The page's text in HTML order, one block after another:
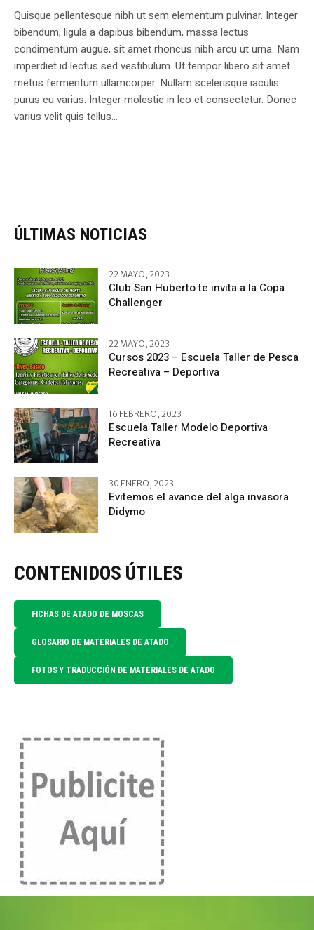
Quisque pellentesque nibh ut sem elementum pulvinar. Integer
bibendum, ligula a dapibus bibendum, massa lectus
condimentum augue, sit amet rhoncus nibh arcu ut urna. Nam
imperdiet id lectus sed vestibulum. Ut tempor libero sit amet
metus fermentum ullamcorper. Nullam scelerisque iaculis
purus eu varius. Integer molestie in leo et consectetur. Donec
varius velit quis tellus...
ÚLTIMAS NOTICIAS
22 MAYO, 2023
Club San Huberto te invita a la Copa
Challenger
22 MAYO, 2023
Cursos 2023 – Escuela Taller de Pesca
Recreativa – Deportiva
16 FEBRERO, 2023
Escuela Taller Modelo Deportiva
Recreativa
30 ENERO, 2023
Evitemos el avance del alga invasora
Didymo
CONTENIDOS ÚTILES
FICHAS DE ATADO DE MOSCAS
GLOSARIO DE MATERIALES DE ATADO
FOTOS Y TRADUCCIÓN DE MATERIALES DE ATADO